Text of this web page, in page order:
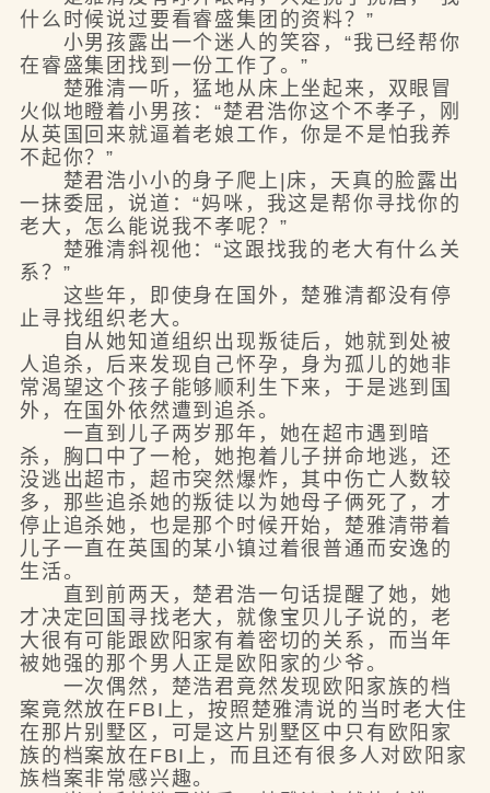
什么时候说过要看睿盛集团的资料？”
小男孩露出一个迷人的笑容，“我已经帮你
在睿盛集团找到一份工作了。”
楚雅清一听，猛地从床上坐起来，双眼冒
火似地瞪着小男孩：“楚君浩你这个不孝子，刚
从英国回来就逼着老娘工作，你是不是怕我养
不起你？”
楚君浩小小的身子爬上|床，天真的脸露出
一抹委屈，说道：“妈咪，我这是帮你寻找你的
老大，怎么能说我不孝呢？”
楚雅清斜视他：“这跟找我的老大有什么关
系？”
这些年，即使身在国外，楚雅清都没有停
止寻找组织老大。
自从她知道组织出现叛徒后，她就到处被
人追杀，后来发现自己怀孕，身为孤儿的她非
常渴望这个孩子能够顺利生下来，于是逃到国
外，在国外依然遭到追杀。
一直到儿子两岁那年，她在超市遇到暗
杀，胸口中了一枪，她抱着儿子拼命地逃，还
没逃出超市，超市突然爆炸，其中伤亡人数较
多，那些追杀她的叛徒以为她母子俩死了，才
停止追杀她，也是那个时候开始，楚雅清带着
儿子一直在英国的某小镇过着很普通而安逸的
生活。
直到前两天，楚君浩一句话提醒了她，她
才决定回国寻找老大，就像宝贝儿子说的，老
大很有可能跟欧阳家有着密切的关系，而当年
被她强的那个男人正是欧阳家的少爷。
一次偶然，楚浩君竟然发现欧阳家族的档
案竟然放在FBI上，按照楚雅清说的当时老大住
在那片别墅区，可是这片别墅区中只有欧阳家
族的档案放在FBI上，而且还有很多人对欧阳家
族档案非常感兴趣。